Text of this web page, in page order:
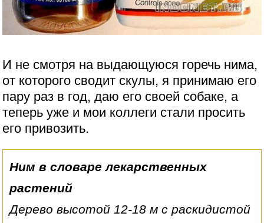
И не смотря на выдающуюся горечь нима,
от которого сводит скулы, я принимаю его
пару раз в год, даю его своей собаке, а
теперь уже и мои коллеги стали просить
его привозить.
Ним в словаре лекарственных
растений
Дерево высотой 12-18 м с раскидистой